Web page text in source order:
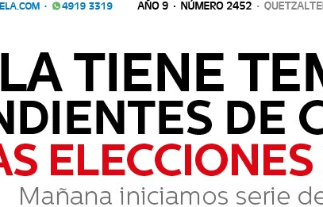
rumbo al Mundial de 2026.
Comparte